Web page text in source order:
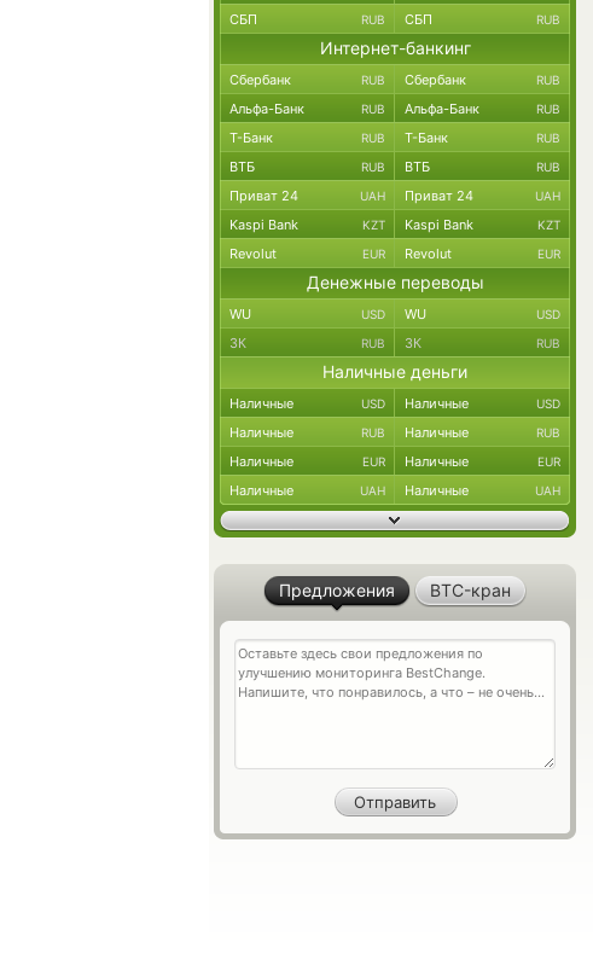
СБП RUB СБП RUB
Интернет-банкинг
Сбербанк RUB Сбербанк RUB
Альфа-Банк RUB Альфа-Банк RUB
Т-Банк RUB Т-Банк RUB
ВТБ RUB ВТБ RUB
Приват 24 UAH Приват 24 UAH
Kaspi Bank KZT Kaspi Bank KZT
Revolut EUR Revolut EUR
Денежные переводы
WU USD WU USD
ЗК RUB ЗК RUB
Наличные деньги
Наличные USD Наличные USD
Наличные RUB Наличные RUB
Наличные EUR Наличные EUR
Наличные UAH Наличные UAH
Предложения BTC-кран